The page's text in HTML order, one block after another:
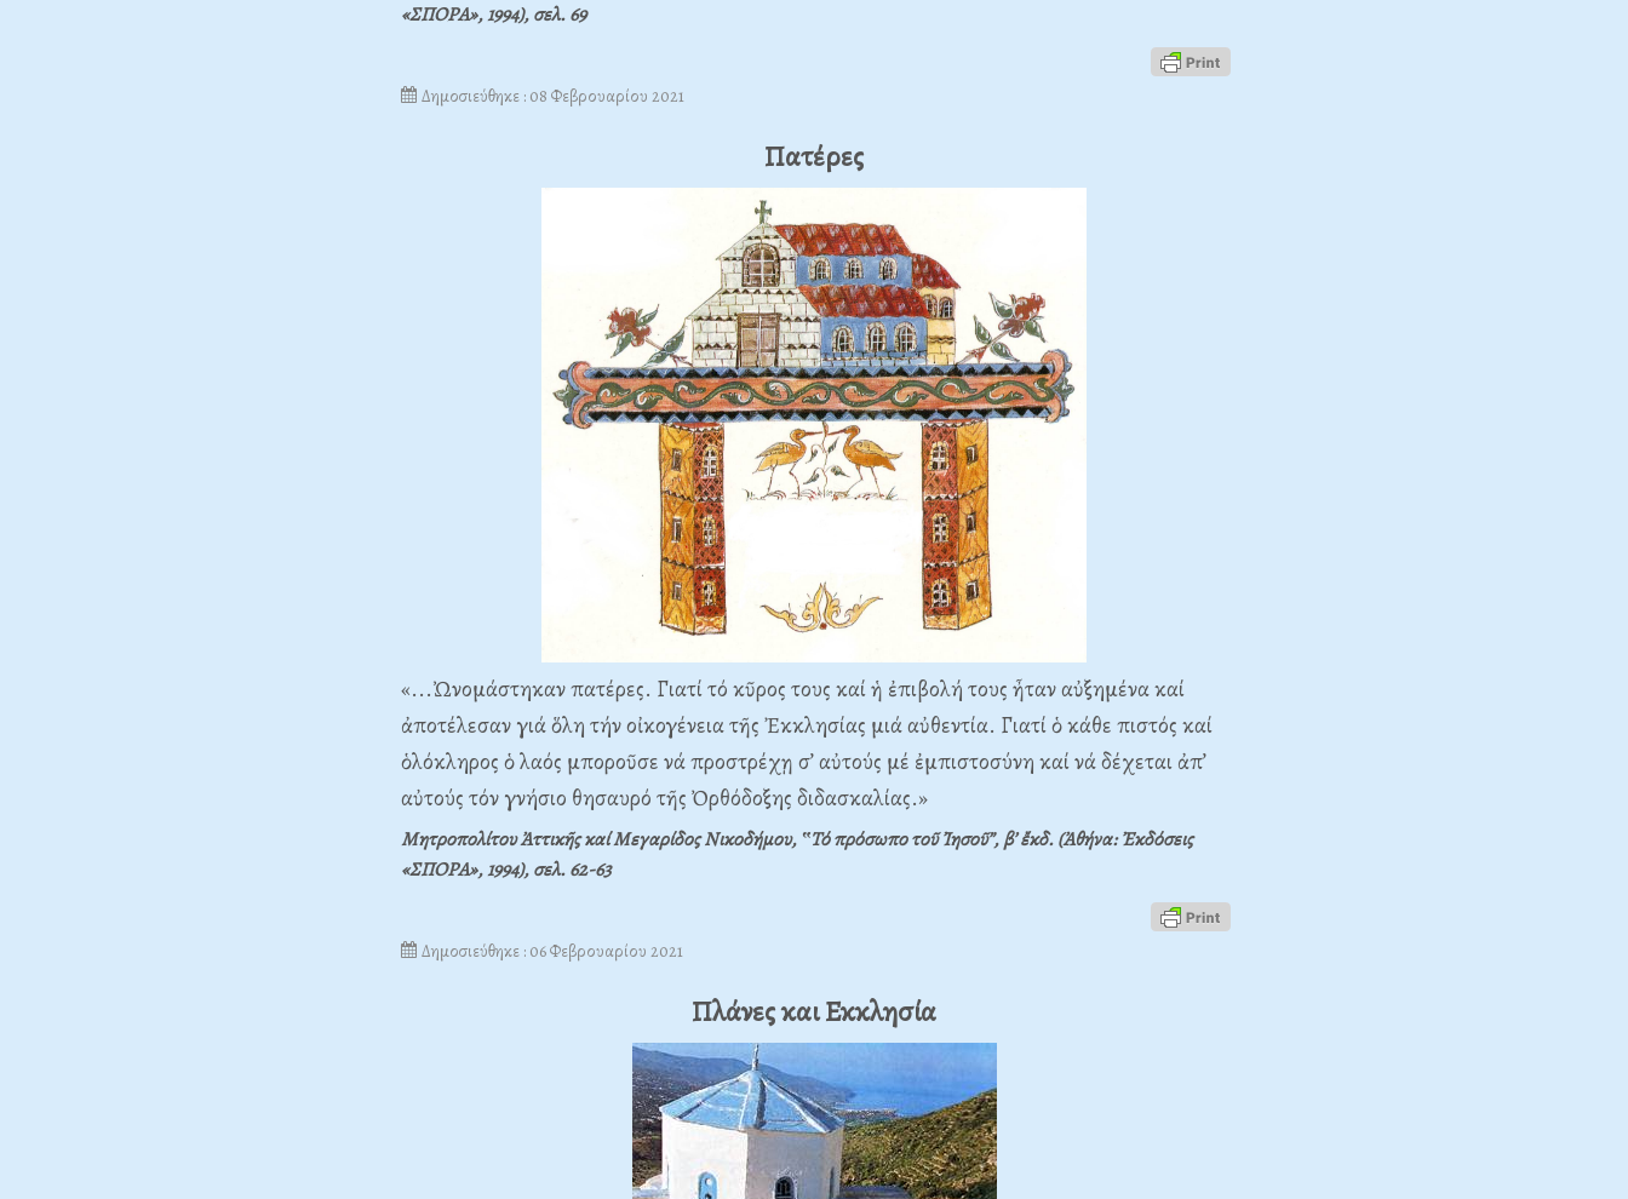
«ΣΠΟΡΑ», 1994), σελ.69
Δημοσιεύθηκε : 08 Φεβρουαρίου 2021
Πατέρες
«...Ὠνομάστηκαν πατέρες. Γιατί τό κῦρος τους καί ἡ ἐπιβολή τους ἦταν αὐξημένα καί
ἀποτέλεσαν γιά ὅλη τήν οἰκογένεια τῆς Ἐκκλησίας μιά αὐθεντία. Γιατί ὁ κάθε πιστός καί
ὁλόκληρος ὁ λαός μποροῦσε νά προστρέχῃ σ’ αὐτούς μέ ἐμπιστοσύνη καί νά δέχεται ἀπ’
αὐτούς τόν γνήσιο θησαυρό τῆς Ὀρθόδοξης διδασκαλίας.»
Μητροπολίτου Ἀττικῆς καί Μεγαρίδος Νικοδήμου, ‟Τό πρόσωπο τοῦ Ἰησοῦ”, β’ ἔκδ. (Ἀθήνα: Ἐκδόσεις
«ΣΠΟΡΑ», 1994), σελ.62-63
Δημοσιεύθηκε : 06 Φεβρουαρίου 2021
Πλάνες και Εκκλησία